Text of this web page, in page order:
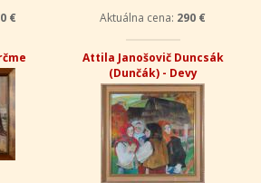
€ Aktuálna cena: 290 €
Attila Janošovič Duncsák
(Dunčák) - Devy